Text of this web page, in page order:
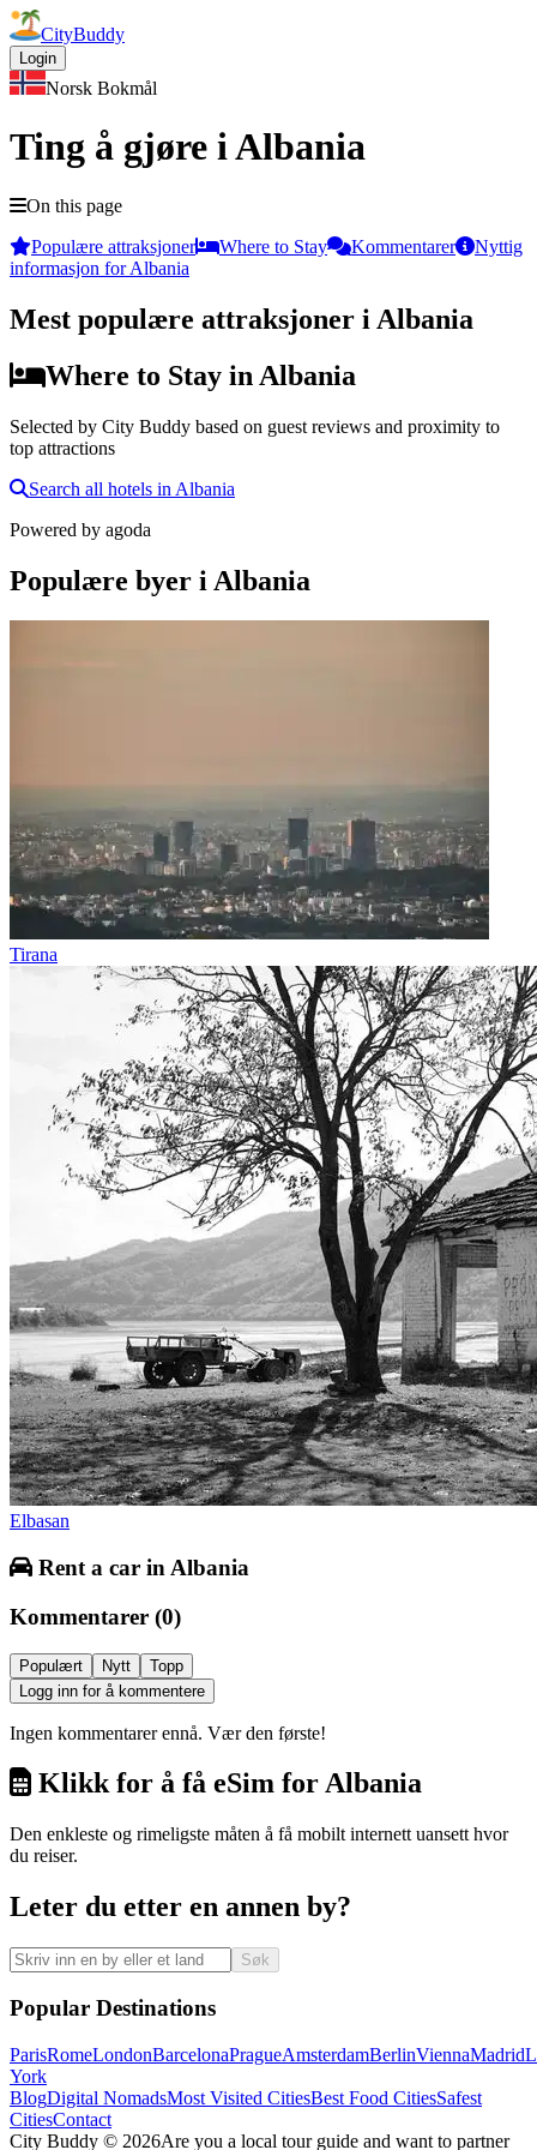
CityBuddy
Login
Norsk Bokmål
Ting å gjøre i Albania
On this page
Populære attraksjoner
Where to Stay Kommentarer
Nyttig
informasjon for Albania
Mest populære attraksjoner i Albania
Where to Stay in Albania
Selected by City Buddy based on guest reviews and proximity to
top attractions
Search all hotels in Albania
Powered by agoda
Populære byer i Albania
Tirana
Elbasan
Rent a car in Albania
Kommentarer (0)
Populært Nytt
Topp
Logg inn for å kommentere
Ingen kommentarer ennå. Vær den første!
Klikk for å få eSim for Albania
Den enkleste og rimeligste måten å få mobilt internett uansett hvor
du reiser.
Leter du etter en annen by?
Søk
Popular Destinations
ParisRomeLondonBarcelonaPragueAmsterdamBerlinViennaMadrid
York
BlogDigital NomadsMost Visited CitiesBest Food CitiesSafest
CitiesContact
City Buddy © 2026Are you a local tour guide and want to partner